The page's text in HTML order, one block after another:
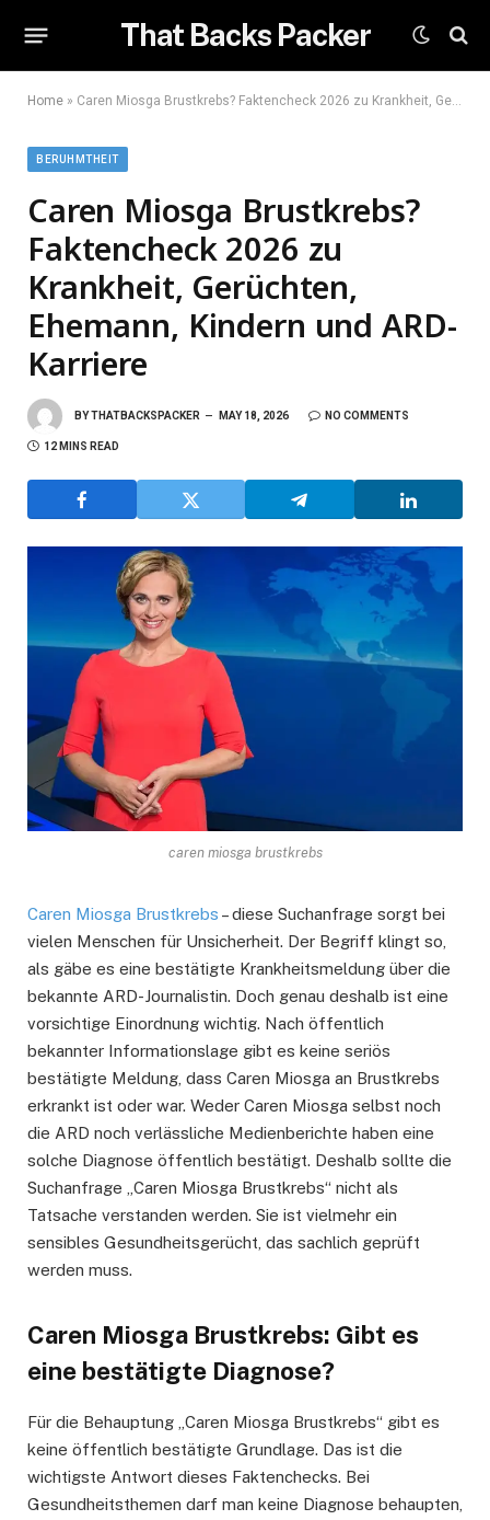
That Backs Packer
Home » Caren Miosga Brustkrebs? Faktencheck 2026 zu Krankheit, Gerüchten, Ehemann, Kindern und ARD-Karriere
BERUHMTHEIT
Caren Miosga Brustkrebs?
Faktencheck 2026 zu
Krankheit, Gerüchten,
Ehemann, Kindern und ARD-
Karriere
BYTHATBACKSPACKER MAY 18, 2026 NO COMMENTS
12 MINS READ
caren miosga brustkrebs
Caren Miosga Brustkrebs – diese Suchanfrage sorgt bei
vielen Menschen für Unsicherheit. Der Begriff klingt so,
als gäbe es eine bestätigte Krankheitsmeldung über die
bekannte ARD-Journalistin. Doch genau deshalb ist eine
vorsichtige Einordnung wichtig. Nach öffentlich
bekannter Informationslage gibt es keine seriös
bestätigte Meldung, dass Caren Miosga an Brustkrebs
erkrankt ist oder war. Weder Caren Miosga selbst noch
die ARD noch verlässliche Medienberichte haben eine
solche Diagnose öffentlich bestätigt. Deshalb sollte die
Suchanfrage „Caren Miosga Brustkrebs“ nicht als
Tatsache verstanden werden. Sie ist vielmehr ein
sensibles Gesundheitsgerücht, das sachlich geprüft
werden muss.
Caren Miosga Brustkrebs: Gibt es
eine bestätigte Diagnose?
Für die Behauptung „Caren Miosga Brustkrebs“ gibt es
keine öffentlich bestätigte Grundlage. Das ist die
wichtigste Antwort dieses Faktenchecks. Bei
Gesundheitsthemen darf man keine Diagnose behaupten,